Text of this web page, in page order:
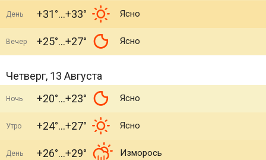
День +31° +33° Ясно
Вечер +25° +27° Ясно
Четверг, 13 Августа
Ночь +20° +23° Ясно
Утро +24° +27° Ясно
День +26° +29° Изморось